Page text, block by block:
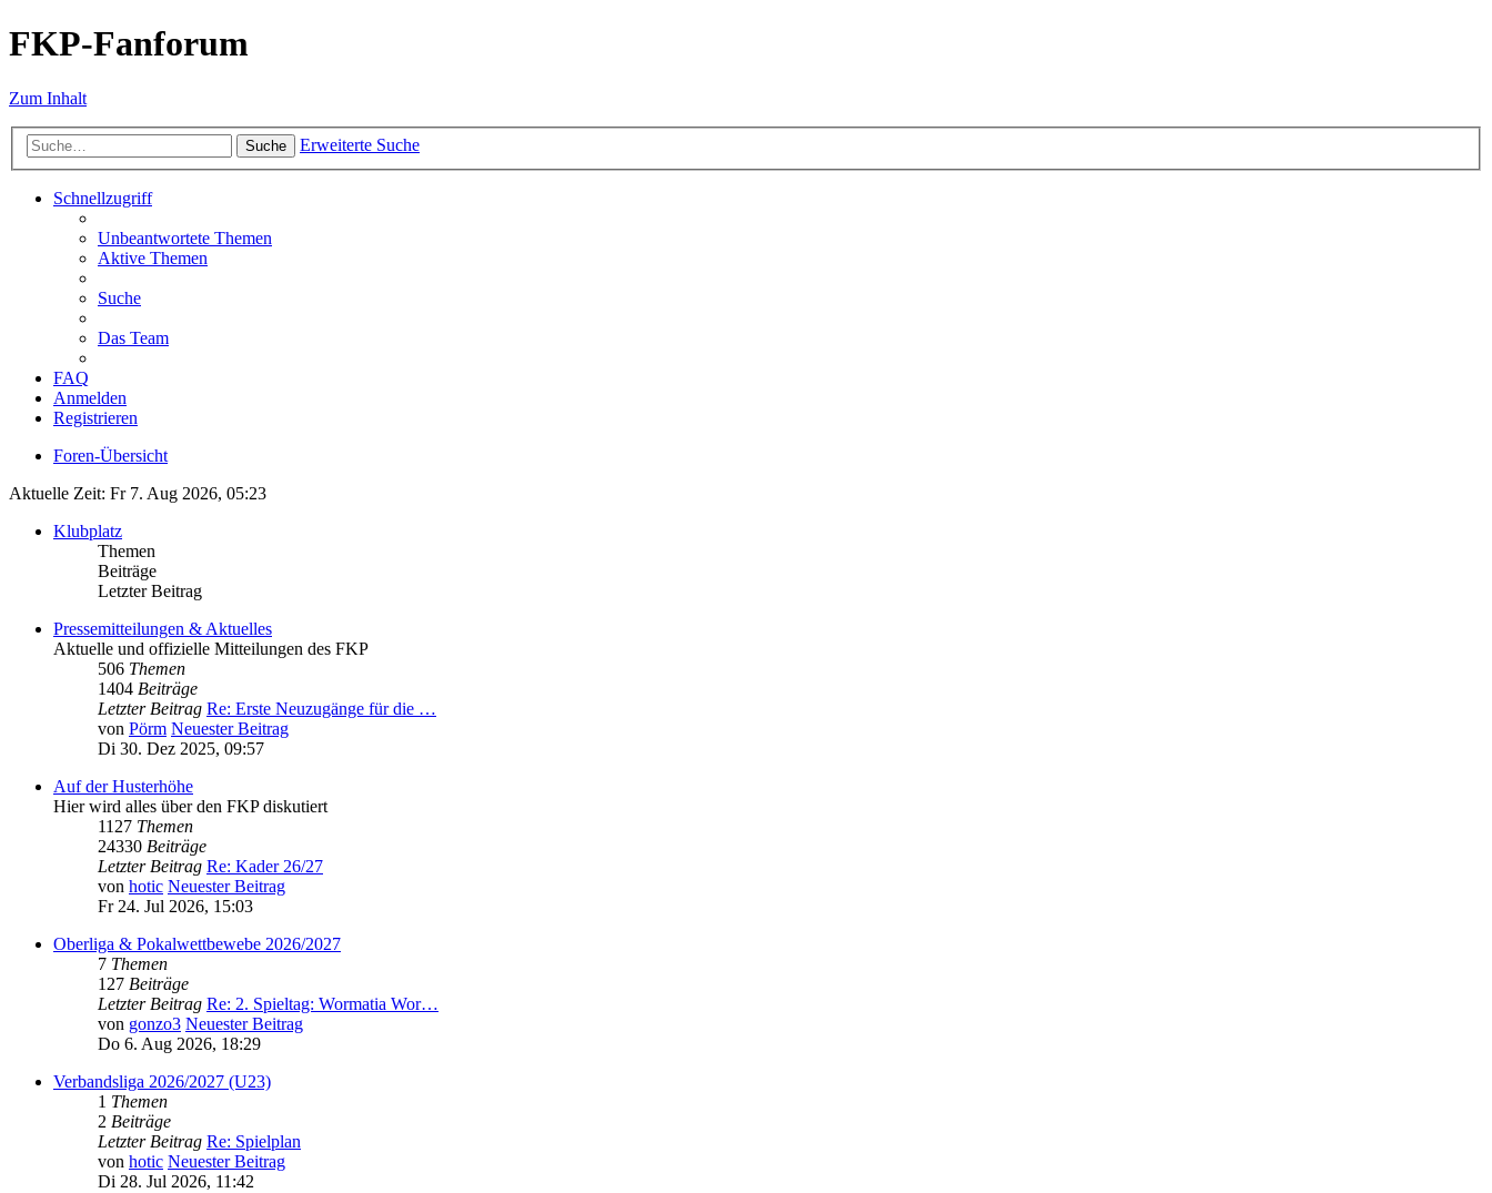
FKP-Fanforum
Zum Inhalt
Suche Erweiterte Suche
Schnellzugriff
Unbeantwortete Themen
Aktive Themen
Suche
Das Team
FAQ
Anmelden
Registrieren
Foren-Übersicht
Aktuelle Zeit: Fr 7. Aug 2026, 05:23
Klubplatz
Themen
Beiträge
Letzter Beitrag
Pressemitteilungen & Aktuelles
Aktuelle und offizielle Mitteilungen des FKP
506 Themen
1404 Beiträge
Letzter Beitrag Re: Erste Neuzugänge für die …
von Pörm Neuester Beitrag
Di 30. Dez 2025, 09:57
Auf der Husterhöhe
Hier wird alles über den FKP diskutiert
1127 Themen
24330 Beiträge
Letzter Beitrag Re: Kader 26/27
von hotic Neuester Beitrag
Fr 24. Jul 2026, 15:03
Oberliga & Pokalwettbewebe 2026/2027
7 Themen
127 Beiträge
Letzter Beitrag Re: 2. Spieltag: Wormatia Wor…
von gonzo3 Neuester Beitrag
Do 6. Aug 2026, 18:29
Verbandsliga 2026/2027 (U23)
1 Themen
2 Beiträge
Letzter Beitrag Re: Spielplan
von hotic Neuester Beitrag
Di 28. Jul 2026, 11:42